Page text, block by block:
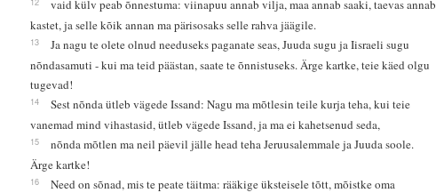
vaid külv peab õnnestuma: viinapuu annab vilja, maa annab saaki, taevas annab
kastet, ja selle kõik annan ma pärisosaks selle rahva jäägile.
13
Ja nagu te olete olnud needuseks paganate seas, Juuda sugu ja Iisraeli sugu
nõndasamuti - kui ma teid päästan, saate te õnnistuseks. Ärge kartke, teie käed olgu
tugevad!
14
Sest nõnda ütleb vägede Issand: Nagu ma mõtlesin teile kurja teha, kui teie
vanemad mind vihastasid, ütleb vägede Issand, ja ma ei kahetsenud seda,
15
nõnda mõtlen ma neil päevil jälle head teha Jeruusalemmale ja Juuda soole.
Ärge kartke!
16
Need on sõnad, mis te peate täitma: rääkige üksteisele tõtt, mõistke oma